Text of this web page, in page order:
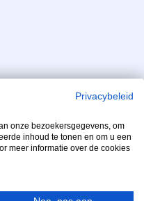
Privacybeleid
onze bezoekersgegevens, om
inhoud te tonen en om u een
meer informatie over de cookies